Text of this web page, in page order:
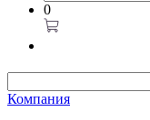
0
Компания